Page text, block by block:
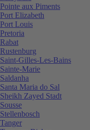
Pointe aux Piments
Port Elizabeth
Port Louis
Pretoria
Rabat
Rustenburg
Saint-Gilles-Les-Bains
Sainte-Marie
Saldanha
Santa Maria do Sal
Sheikh Zayed Stadt
Sousse
Stellenbosch
Tanger